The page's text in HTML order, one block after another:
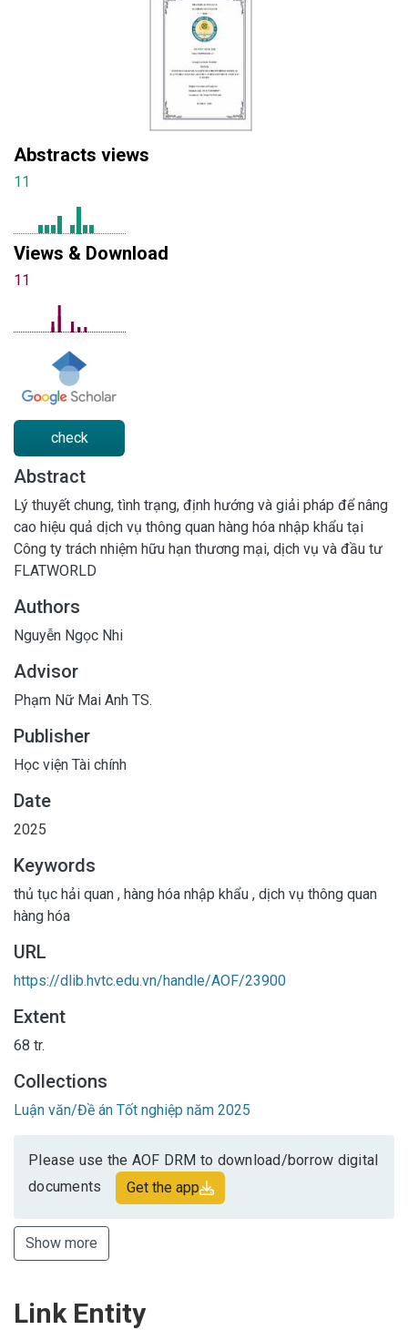
Abstracts views
11
Views & Download
11
check
Abstract
Lý thuyết chung, tình trạng, định hướng và giải pháp để nâng
cao hiệu quả dịch vụ thông quan hàng hóa nhập khẩu tại
Công ty trách nhiệm hữu hạn thương mại, dịch vụ và đầu tư
FLATWORLD
Authors
Nguyễn Ngọc Nhi
Advisor
Phạm Nữ Mai Anh TS.
Publisher
Học viện Tài chính
Date
2025
Keywords
thủ tục hải quan , hàng hóa nhập khẩu , dịch vụ thông quan
hàng hóa
URL
https://dlib.hvtc.edu.vn/handle/AOF/23900
Extent
68 tr.
Collections
Luận văn/Đề án Tốt nghiệp năm 2025
Please use the AOF DRM to download/borrow digital
documents
Get the app
Show more
Link Entity